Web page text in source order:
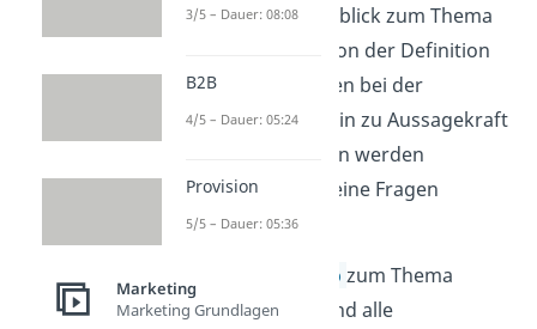
detaillierten Überblick zum Thema
Marktvolumen. Von der Definition
über das Vorgehen bei der
Berechnung bis hin zu Aussagekraft
und Interpretation werden
hoffentlich alle deine Fragen
beantwortet.
Video zum Thema
Marktvolumen sind alle
3/5 – Dauer: 08:08
B2B
4/5 – Dauer: 05:24
Provision
5/5 – Dauer: 05:36
Marketing
Marketing Grundlagen